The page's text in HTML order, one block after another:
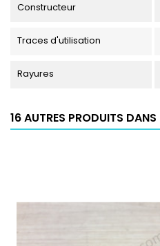
Constructeur
Traces d'utilisation
Rayures
16 AUTRES PRODUITS